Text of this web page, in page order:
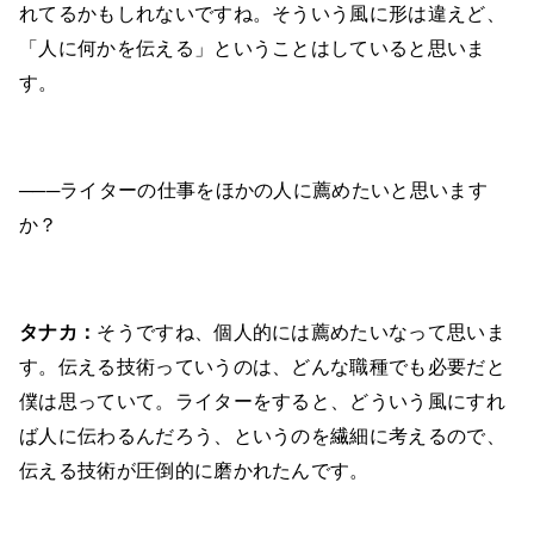
れてるかもしれないですね。そういう風に形は違えど、
「人に何かを伝える」ということはしていると思いま
す。
───ライターの仕事をほかの人に薦めたいと思います
か？
タナカ： そうですね、個人的には薦めたいなって思いま
す。伝える技術っていうのは、どんな職種でも必要だと
僕は思っていて。ライターをすると、どういう風にすれ
ば人に伝わるんだろう、というのを繊細に考えるので、
伝える技術が圧倒的に磨かれたんです。